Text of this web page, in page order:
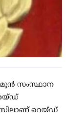
മുന്‍ സംസ്ഥാന
റെയ്ഡ്